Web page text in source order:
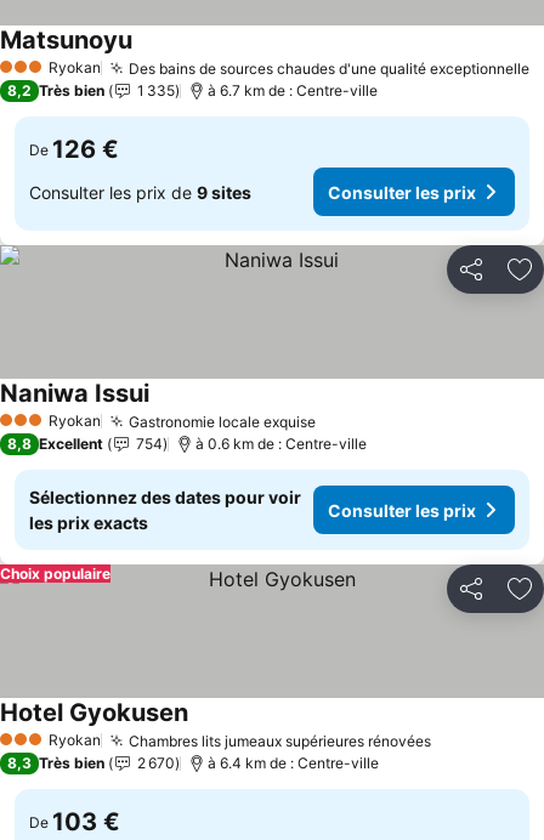
3 ÉtoilesRyokan Des bains de sources chaudes d'une qualité exceptionnelle
MatsunoyuConsulter les prix
8,2 Très bien 1 335 à 6.7 km de : Centre-ville
De 126 €
Consulter les prix de 9 sites Consulter les prix
Partager
3 ÉtoilesRyokan Gastronomie locale exquiseConsulter les prix
Naniwa IssuiConsulter les prix
8,8 Excellent 754 à 0.6 km de : Centre-ville
Sélectionnez des dates pour voir
les prix exacts
Consulter les prix
Partager
Choix populaire
3 ÉtoilesRyokan Chambres lits jumeaux supérieures rénovéesConsulter
Hotel GyokusenConsulter les prix
8,3 Très bien 2 670 à 6.4 km de : Centre-ville
De 103 €